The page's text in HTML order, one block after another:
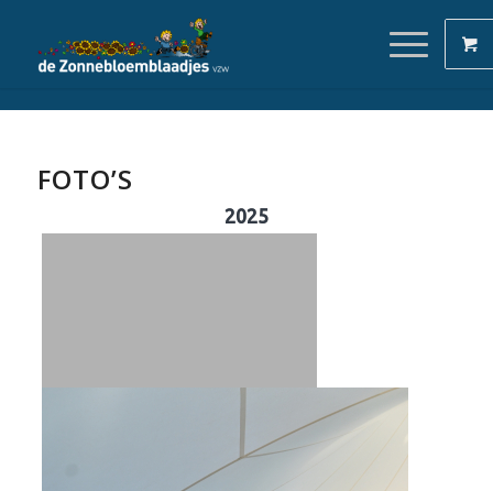
FOTO’S
2025